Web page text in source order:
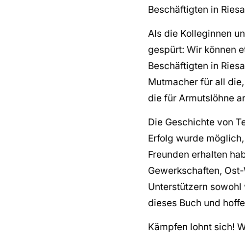
Beschäftigten in
Als die Kolleginnen
gespürt: Wir können
Beschäftigten in
Mutmacher für all
die für Armutslöhne
Die Geschichte von
Erfolg wurde
Freunden erhalten
Gewerkschaften,
Unterstützern
dieses Buch und
Kämpfen lohnt sich!